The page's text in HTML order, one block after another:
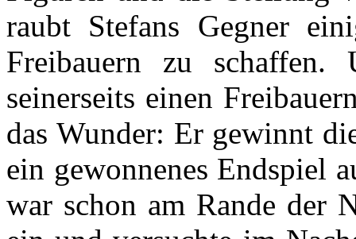
raubt Stefans Gegner
Freibauern zu schaffen.
seinerseits einen
das Wunder: Er gewinnt
ein gewonnenes Endspiel
war schon am Rande der